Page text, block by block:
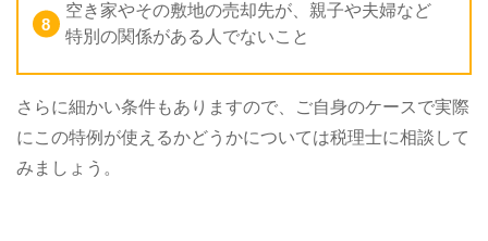
空き家やその敷地の売却先が、親子や夫婦など
特別の関係がある人でないこと
さらに細かい条件もありますので、ご自身のケースで実際
にこの特例が使えるかどうかについては税理士に相談して
みましょう。